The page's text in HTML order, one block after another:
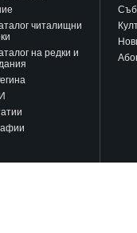
читалищни
на редки и